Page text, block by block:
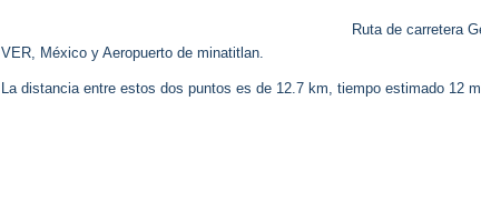
Ruta de carretera
VER, México y Aeropuerto de minatitlan.
La distancia entre estos dos puntos es de 12.7 km, tiempo estimado 12